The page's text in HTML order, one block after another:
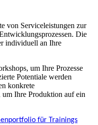
von Serviceleistungen zur
Die
individuell an Ihre
um Ihre Prozesse
Potentiale werden
konkrete
um Ihre Produktion auf ein
für Trainings